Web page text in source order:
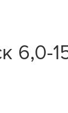
6,0-